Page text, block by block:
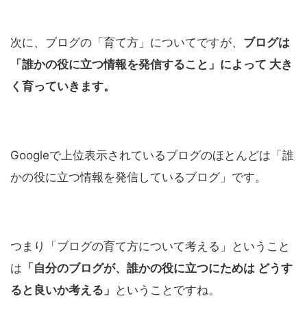
次に、ブログの「育て方」についてですが、 ブログは
「誰かの役に立つ情報を発信すること」によって 大き
く育っていきます。
Googleで上位表示されているブログのほとんどは「誰
かの役に立つ情報を発信しているブログ」です。
つまり「ブログの育て方について考える」ということ
は 「自分のブログが、誰かの役に立つにためは どうす
ると良いか考える」 ということですね。